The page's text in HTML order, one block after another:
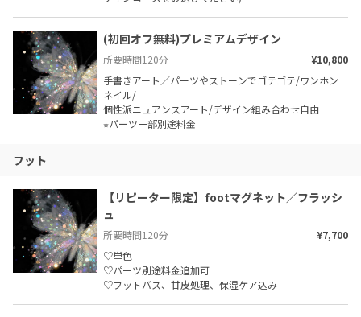
(初回オフ無料)プレミアムデザイン
所要時間120分
¥10,800
手書きアート／パーツやストーンでゴテゴテ/ワンホン
ネイル/
個性派ニュアンスアート/デザイン組み合わせ自由
⭐︎パーツ一部別途料金
フット
【リピーター限定】footマグネット／フラッシ
ュ
所要時間120分
¥7,700
♡単色
♡パーツ別途料金追加可
♡フットバス、甘皮処理、保湿ケア込み